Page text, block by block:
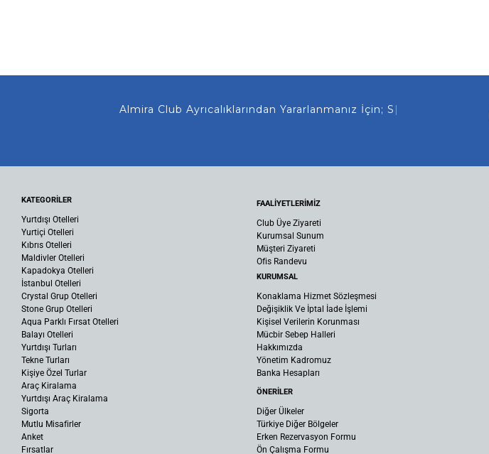
Almira Club Ayrıcalıklarından Yararlanmanız İçin; Sizi
KATEGORİLER
Yurtdışı Otelleri
Yurtiçi Otelleri
Kıbrıs Otelleri
Maldivler Otelleri
Kapadokya Otelleri
İstanbul Otelleri
Crystal Grup Otelleri
Stone Grup Otelleri
Aqua Parklı Fırsat Otelleri
Balayı Otelleri
Yurtdışı Turları
Tekne Turları
Kişiye Özel Turlar
Araç Kiralama
Yurtdışı Araç Kiralama
Sigorta
Mutlu Misafirler
Anket
Fırsatlar
FAALİYETLERİMİZ
Club Üye Ziyareti
Kurumsal Sunum
Müşteri Ziyareti
Ofis Randevu
KURUMSAL
Konaklama Hizmet Sözleşmesi
Değişiklik Ve İptal İade İşlemi
Kişisel Verilerin Korunması
Mücbir Sebep Halleri
Hakkımızda
Yönetim Kadromuz
Banka Hesapları
ÖNERİLER
Diğer Ülkeler
Türkiye Diğer Bölgeler
Erken Rezervasyon Formu
Ön Çalışma Formu